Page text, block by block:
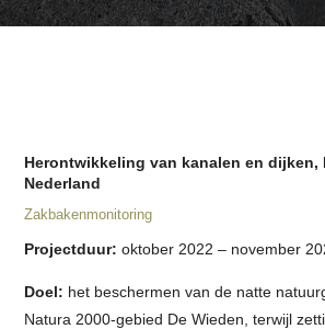
Herontwikkeling van kanalen en dijken,
Nederland
Zakbakenmonitoring
Projectduur:oktober 2022 – november
Doel: het beschermen van de natte
Natura 2000-gebied De Wieden, terwijl